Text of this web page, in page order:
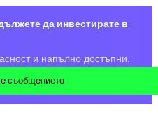
да инвестирате в
и напълно достъпни.
съобщението